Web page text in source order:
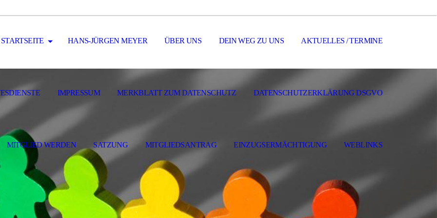
STARTSEITE HANS-JÜRGEN MEYER ÜBER UNS DEIN WEG ZU UNS AKTUELLES / TERMINE
IMPRESSUM MERKBLATT ZUM DATENSCHUTZ DATENSCHUTZERKLÄRUNG DSGVO
MITGLIED WERDEN SATZUNG MITGLIEDSANTRAG EINZUGSERMÄCHTIGUNG WEBLINKS